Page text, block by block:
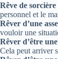
Rêve de sorcière
personnel et le
Rêver d’une
vouloir une
Rêver d’être
Cela peut arriver